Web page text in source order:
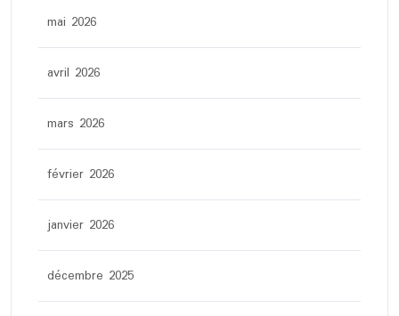
mai 2026
avril 2026
mars 2026
février 2026
janvier 2026
décembre 2025